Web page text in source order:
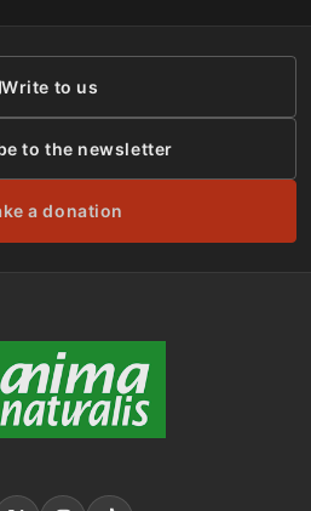
Write to us
to the newsletter
a donation